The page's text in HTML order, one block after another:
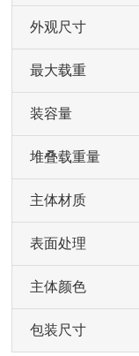
外观尺寸
最大载重
装容量
堆叠载重量
主体材质
表面处理
主体颜色
包装尺寸